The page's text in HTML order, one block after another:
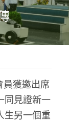
員獲邀出席
同見證新一
生另一個重